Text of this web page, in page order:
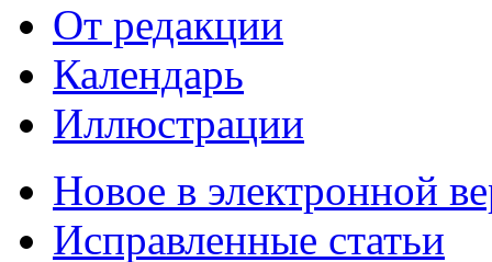
От редакции
Календарь
Иллюстрации
Новое в электронной
Исправленные статьи